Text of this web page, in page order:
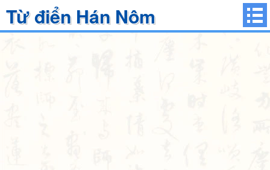
Từ điển Hán Nôm